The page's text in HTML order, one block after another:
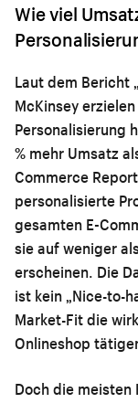
Wie viel
Laut dem Bericht
McKinsey
Personalisierung
% mehr Umsatz
Commerce
personalisierte
gesamten E-
sie auf weniger
erscheinen. Die
ist kein „Nice-to-
Market-Fit die
Onlineshop
Doch die meisten